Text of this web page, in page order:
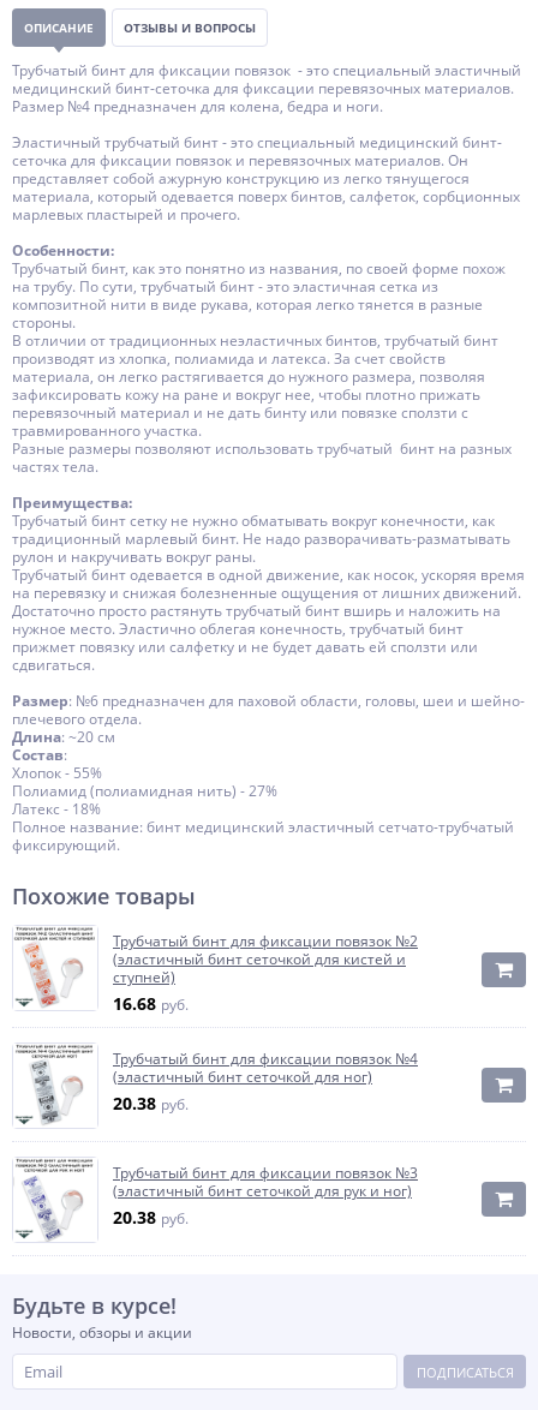
ОПИСАНИЕ ОТЗЫВЫ И ВОПРОСЫ
Трубчатый бинт для фиксации повязок - это специальный эластичный
медицинский бинт-сеточка для фиксации перевязочных материалов.
Размер №4 предназначен для колена, бедра и ноги.
Эластичный трубчатый бинт - это специальный медицинский бинт-
сеточка для фиксации повязок и перевязочных материалов. Он
представляет собой ажурную конструкцию из легко тянущегося
материала, который одевается поверх бинтов, салфеток, сорбционных
марлевых пластырей и прочего.
Особенности:
Трубчатый бинт, как это понятно из названия, по своей форме похож
на трубу. По сути, трубчатый бинт - это эластичная сетка из
композитной нити в виде рукава, которая легко тянется в разные
стороны.
В отличии от традиционных неэластичных бинтов, трубчатый бинт
производят из хлопка, полиамида и латекса. За счет свойств
материала, он легко растягивается до нужного размера, позволяя
зафиксировать кожу на ране и вокруг нее, чтобы плотно прижать
перевязочный материал и не дать бинту или повязке сползти с
травмированного участка.
Разные размеры позволяют использовать трубчатый бинт на разных
частях тела.
Преимущества:
Трубчатый бинт сетку не нужно обматывать вокруг конечности, как
традиционный марлевый бинт. Не надо разворачивать-разматывать
рулон и накручивать вокруг раны.
Трубчатый бинт одевается в одной движение, как носок, ускоряя время
на перевязку и снижая болезненные ощущения от лишних движений.
Достаточно просто растянуть трубчатый бинт вширь и наложить на
нужное место. Эластично облегая конечность, трубчатый бинт
прижмет повязку или салфетку и не будет давать ей сползти или
сдвигаться.
Размер: №6 предназначен для паховой области, головы, шеи и шейно-
плечевого отдела.
Длина: ~20 см
Состав:
Хлопок - 55%
Полиамид (полиамидная нить) - 27%
Латекс - 18%
Полное название: бинт медицинский эластичный сетчато-трубчатый
фиксирующий.
Похожие товары
Трубчатый бинт для фиксации повязок №2
(эластичный бинт сеточкой для кистей и
ступней)
16.68 руб.
Трубчатый бинт для фиксации повязок №4
(эластичный бинт сеточкой для ног)
20.38 руб.
Трубчатый бинт для фиксации повязок №3
(эластичный бинт сеточкой для рук и ног)
20.38 руб.
Будьте в курсе!
Новости, обзоры и акции
ПОДПИСАТЬСЯ